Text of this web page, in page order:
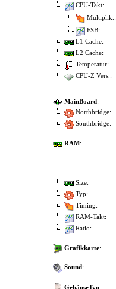
CPU-Takt:
Multiplik.:
FSB:
L1 Cache:
L2 Cache:
Temperatur:
CPU-Z Vers.:
MainBoard:
Northbridge:
Southbridge:
RAM:
Size:
Typ:
Timing:
RAM-Takt:
Ratio:
Grafikkarte:
Sound:
GehäuseTyp: